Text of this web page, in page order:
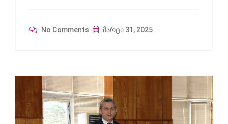
No Comments მარტი 31, 2025